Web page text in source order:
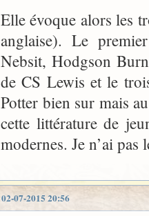
Elle évoque alors les
anglaise). Le
Nebsit, Hodgson
de CS Lewis et le
Potter bien sur mais
cette littérature de
modernes. Je n’ai
02-07-2015 20:56